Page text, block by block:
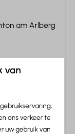
am Arlberg
van
ons verkeer te
uw gebruik van